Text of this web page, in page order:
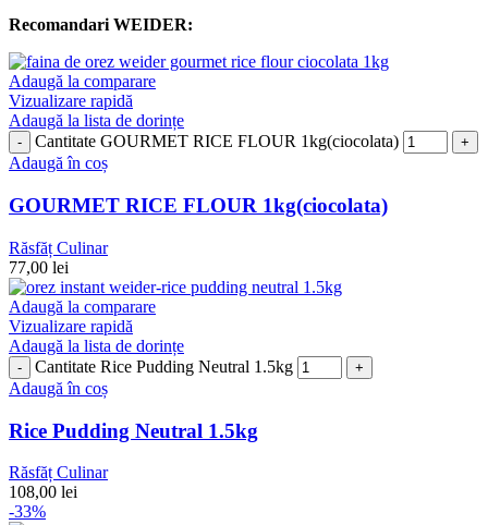
Recomandari WEIDER:
Adaugă la comparare
Vizualizare rapidă
Adaugă la lista de dorințe
Cantitate GOURMET RICE FLOUR 1kg(ciocolata)
Adaugă în coș
GOURMET RICE FLOUR 1kg(ciocolata)
Răsfăț Culinar
77,00 lei
Adaugă la comparare
Vizualizare rapidă
Adaugă la lista de dorințe
Cantitate Rice Pudding Neutral 1.5kg
Adaugă în coș
Rice Pudding Neutral 1.5kg
Răsfăț Culinar
108,00 lei
-33%